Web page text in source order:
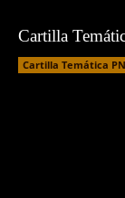
Cartilla
Cartilla Temática